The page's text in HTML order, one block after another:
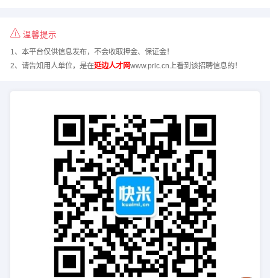
温馨提示
1、本平台仅供信息发布，不会收取押金、保证金！
2、请告知用人单位，是在延边人才网www.prlc.cn上看到该招聘信息的！